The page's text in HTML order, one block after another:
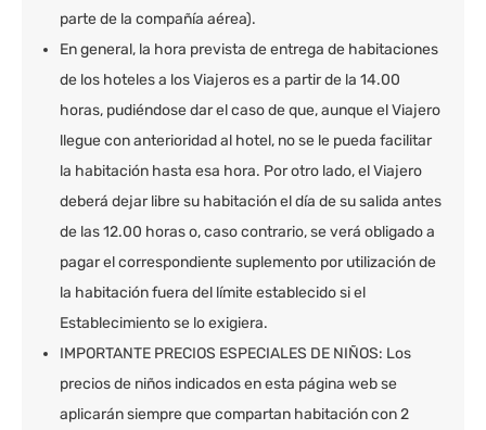
parte de la compañía aérea).
En general, la hora prevista de entrega de habitaciones
de los hoteles a los Viajeros es a partir de la 14.00
horas, pudiéndose dar el caso de que, aunque el Viajero
llegue con anterioridad al hotel, no se le pueda facilitar
la habitación hasta esa hora. Por otro lado, el Viajero
deberá dejar libre su habitación el día de su salida antes
de las 12.00 horas o, caso contrario, se verá obligado a
pagar el correspondiente suplemento por utilización de
la habitación fuera del límite establecido si el
Establecimiento se lo exigiera.
IMPORTANTE PRECIOS ESPECIALES DE NIÑOS: Los
precios de niños indicados en esta página web se
aplicarán siempre que compartan habitación con 2